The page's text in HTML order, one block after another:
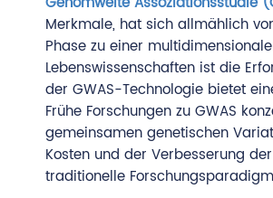
Merkmale, hat sich allmählich
Phase zu einer
Lebenswissenschaften ist die
der GWAS-Technologie bietet
Frühe Forschungen zu GWAS
gemeinsamen genetischen
Kosten und der Verbesserung
traditionelle